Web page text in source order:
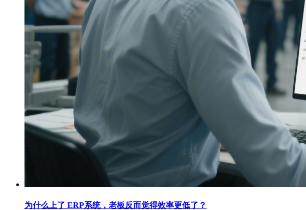
为什么上了 ERP系统，老板反而觉得效率更低了？